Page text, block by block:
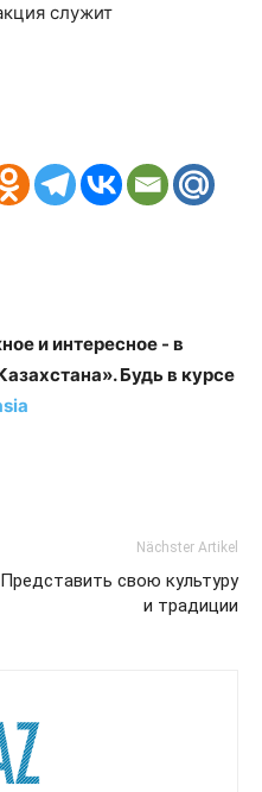
служит
и интересное - в
Будь в курсе
Nächster Artikel
Представить свою культуру
и традиции